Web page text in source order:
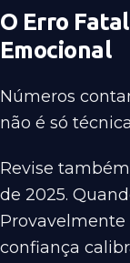
O Erro
Emocional
Números
não é só
Revise
de 2025.
confiança